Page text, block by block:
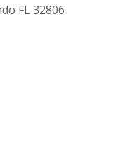
FL 32806